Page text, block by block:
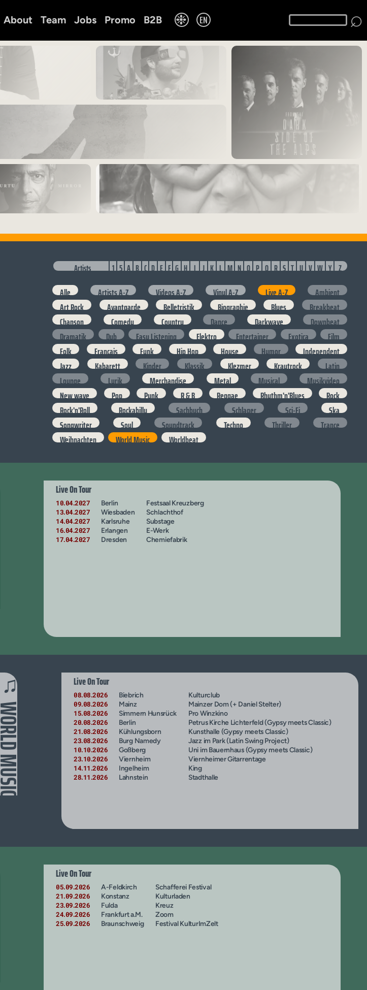
About Team Jobs Promo B2B ❉ EN ⌕
Artists 1 5 A B C D E F G H I J K L M N O P Q R S T U V W Y Z
Alle Artists A-Z Videos A-Z Vinyl A-Z Live A-Z
Ambient
Art Rock
Avantgarde Belletristik Biographie Blues
Breakbeat
Chanson
Comedy Country Dance Darkwave
Downbeat
Dramatik
Dub Easy Listening Elektro Entertainer Exotica
Film
Folk
Francais Funk Hip Hop House Humor
Independent
Jazz
Kabarett Kinder Klassik Klezmer Krautrock
Latin
Lounge
Lyrik Merchandise Metal Musical
Musikvideo
New wave
Pop Punk R & B Reggae Rhythm'n'Blues
Rock
Rock'n'Roll
Rockabilly Sachbuch Schlager Sci-Fi
Ska
Songwriter
Soul Soundtrack Techno Thriller
Trance
Weihnachten
World Music Worldbeat
Live On Tour
10.04.2027 Berlin
Festsaal Kreuzberg
13.04.2027 Wiesbaden
Schlachthof
14.04.2027 Karlsruhe
Substage
16.04.2027 Erlangen
E-Werk
17.04.2027 Dresden Chemiefabrik
♫
WORLD MUSIC
Live On Tour
08.08.2026 Biebrich
Kulturclub
09.08.2026 Mainz
Mainzer Dom (+ Daniel Stelter)
15.08.2026 Simmern Hunsrück
Pro Winzkino
20.08.2026 Berlin
Petrus Kirche Lichterfeld (Gypsy meets Classic)
21.08.2026 Kühlungsborn
Kunsthalle (Gypsy meets Classic)
23.08.2026 Burg Namedy
Jazz im Park (Latin Swing Project)
10.10.2026 Goßberg
Uni im Bauernhaus (Gypsy meets Classic)
23.10.2026 Viernheim
Viernheimer Gitarrentage
14.11 .2026 Ingelheim
King
28.11 .2026 Lahnstein Stadthalle
Live On Tour
05.09.2026 A-Feldkirch
Schafferei Festival
21.09.2026 Konstanz
Kulturladen
23.09.2026 Fulda
Kreuz
24.09.2026 Frankfurt a.M.
Zoom
25.09.2026 Braunschweig Festival KulturImZelt